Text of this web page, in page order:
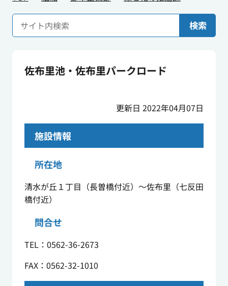
検索
佐布里池・佐布里パークロード
更新日 2022年04月07日
施設情報
所在地
清水が丘１丁目（長曽橋付近）～佐布里（七反田
橋付近）
問合せ
TEL：0562-36-2673
FAX：0562-32-1010